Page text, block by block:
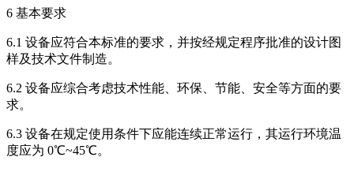
6 基本要求
6.1 设备应符合本标准的要求，并按经规定程序批准的设计图
样及技术文件制造。
6.2 设备应综合考虑技术性能、环保、节能、安全等方面的要
求。
6.3 设备在规定使用条件下应能连续正常运行，其运行环境温
度应为 0℃~45℃。